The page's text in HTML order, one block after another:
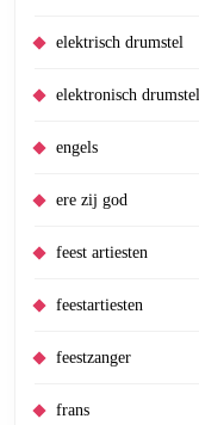
elektrisch drumstel
elektronisch drumstel
engels
ere zij god
feest artiesten
feestartiesten
feestzanger
frans